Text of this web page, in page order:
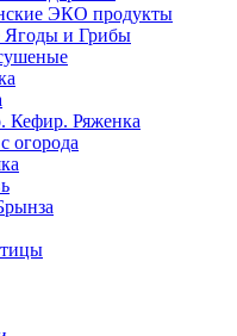
ЭКО продукты
Ягоды и Грибы
Кефир. Ряженка
огорода